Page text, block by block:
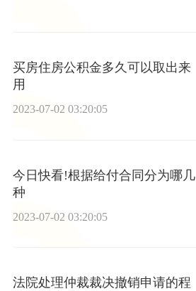
买房住房公积金多久可以取出来
用
2023-07-02 03:20:05
今日快看!根据给付合同分为哪几
种
2023-07-02 03:20:05
法院处理仲裁裁决撤销申请的程